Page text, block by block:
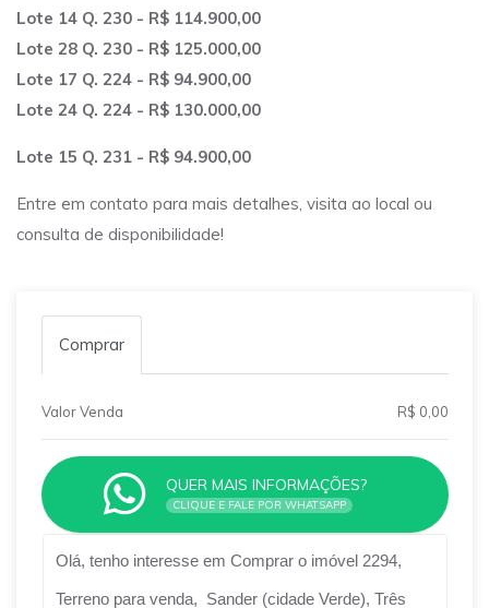
Lote 14 Q. 230 - R$ 114.900,00
Lote 28 Q. 230 - R$ 125.000,00
Lote 17 Q. 224 - R$ 94.900,00
Lote 24 Q. 224 - R$ 130.000,00
Lote 15 Q. 231 - R$ 94.900,00
Entre em contato para mais detalhes, visita ao local ou
consulta de disponibilidade!
Comprar
Valor Venda R$ 0,00
QUER MAIS INFORMAÇÕES?
CLIQUE E FALE POR WHATSAPP